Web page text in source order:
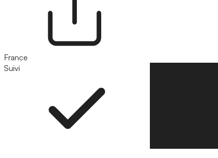
France
Suivi